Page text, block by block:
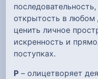
открытость в любом
ценить личное
искренность и
поступках.
Р – олицетворяет